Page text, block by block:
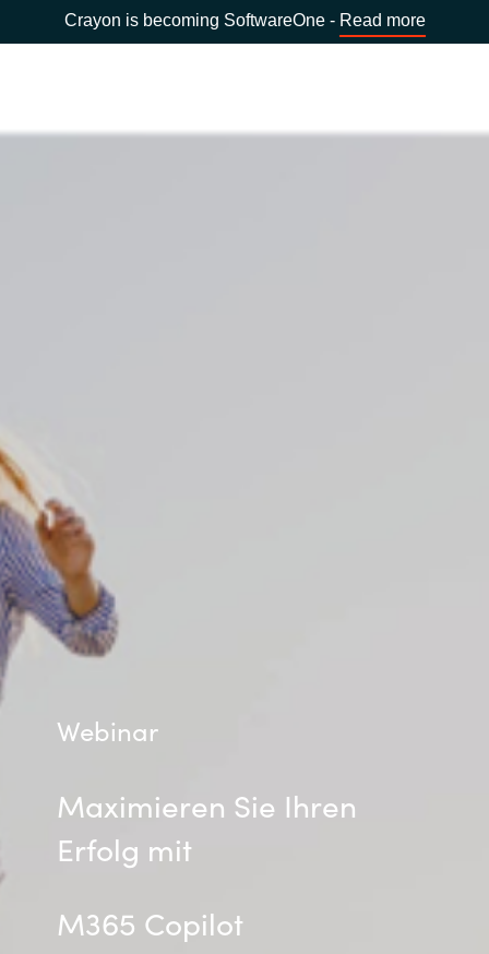
Crayon is becoming SoftwareOne - Read more
Webinar
Maximieren Sie Ihren
Erfolg mit
M365 Copilot